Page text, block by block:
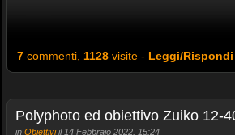
7commenti, 1128visite - Leggi/Rispondi
Polyphoto ed obiettivo Zuiko 12-
in Obiettiviil 14 Febbraio 2022, 15:24